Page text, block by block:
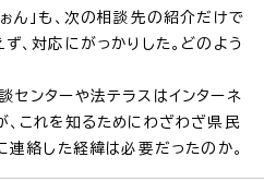
ん」も、次の相談先の紹介だけで
、対応にがっかりした。どのよう
ンターや法テラスはインターネ
、これを知るためにわざわざ県民
連絡した経緯は必要だったのか。